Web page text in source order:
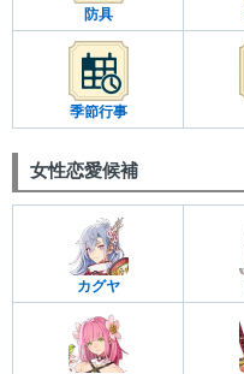
防具
季節行事
女性恋愛候補
カグヤ